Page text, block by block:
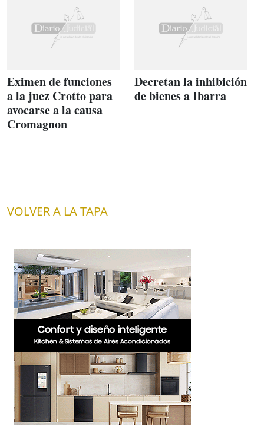
Eximen de funciones
a la juez Crotto para
avocarse a la causa
Cromagnon
Decretan la inhibición
de bienes a Ibarra
VOLVER A LA TAPA